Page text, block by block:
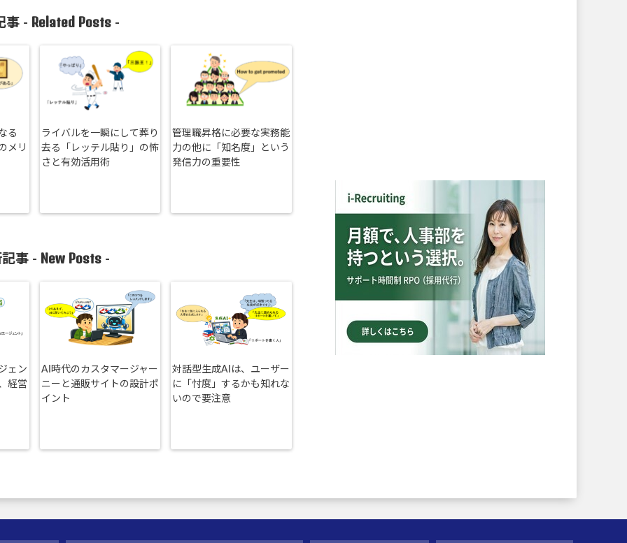
事 - Related Posts-
る
メリ
ライバルを一瞬にして葬り
去る「レッテル貼り」の怖
さと有効活用術
管理職昇格に必要な実務能
力の他に「知名度」という
発信力の重要性
事 - New Posts -
ェン
経営
AI時代のカスタマージャー
ニーと通販サイトの設計ポ
イント
対話型生成AIは、ユーザー
に「忖度」するかも知れな
いので要注意